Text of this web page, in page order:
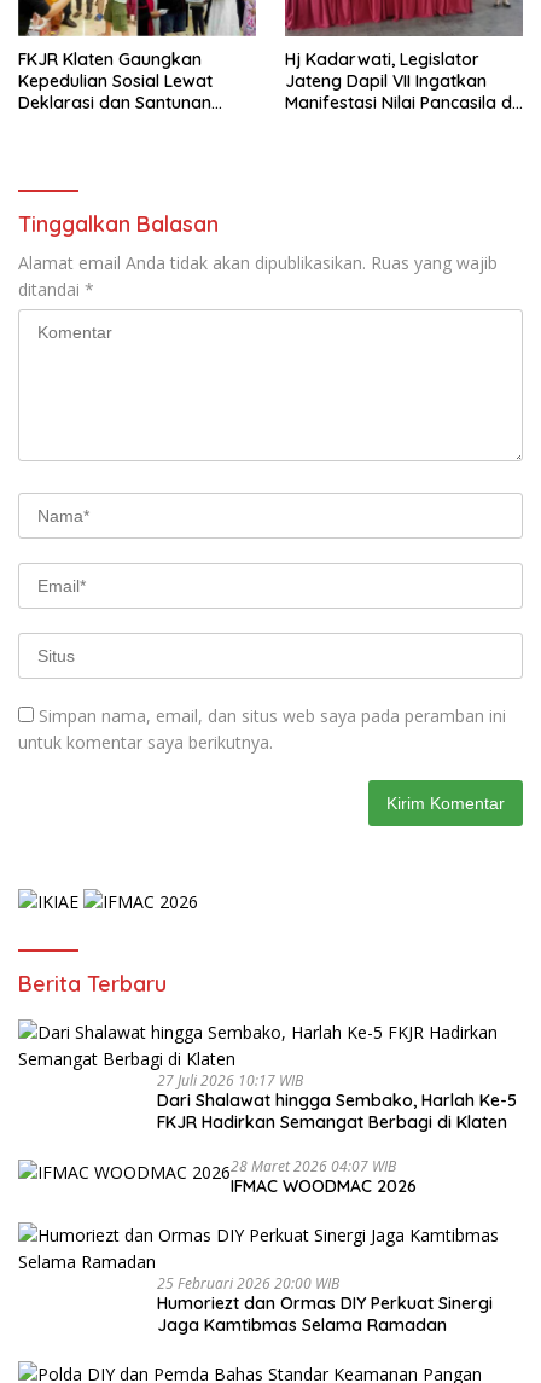
FKJR Klaten Gaungkan
Kepedulian Sosial Lewat
Deklarasi dan Santunan
Hj Kadarwati, Legislator
Jateng Dapil VII Ingatkan
Manifestasi Nilai Pancasila di
Tinggalkan Balasan
Alamat email Anda tidak akan dipublikasikan. Ruas yang wajib
ditandai *
Simpan nama, email, dan situs web saya pada peramban ini
untuk komentar saya berikutnya.
Berita Terbaru
27 Juli 2026 10:17 WIB
Dari Shalawat hingga Sembako, Harlah Ke-5
FKJR Hadirkan Semangat Berbagi di Klaten
28 Maret 2026 04:07 WIB
IFMAC WOODMAC 2026
25 Februari 2026 20:00 WIB
Humoriezt dan Ormas DIY Perkuat Sinergi
Jaga Kamtibmas Selama Ramadan